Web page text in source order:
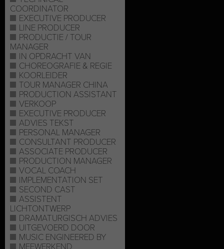
COORDINATOR
EXECUTIVE PRODUCER
LINE PRODUCER
PRODUCTIE / TOUR
MANAGER
IN OPDRACHT VAN
CHOREOGRAFIE & REGIE
KOORLEIDER
TOUR MANAGER CHINA
PRODUCTION ASSISTANT
VERKOOP
EXECUTIVE PRODUCER
ADVIES TEKST
PERSONAL MANAGER
CONSULTANT PRODUCER
ASSOCIATE PRODUCER
PRODUCTION MANAGER
VOCAL COACH
IMPLEMENTATION SET
SECOND CAST
ASSISTENT
LICHTONTWERP
DRAMATURGISCH ADVIES
UITGEVOERD DOOR
MUSIC ENGINEERED BY
MEEWERKEND